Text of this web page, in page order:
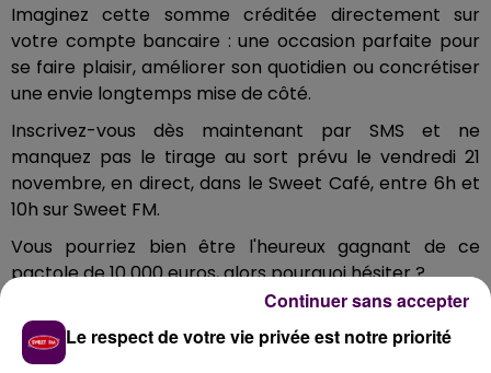
Imaginez cette somme créditée directement sur
votre compte bancaire : une occasion parfaite pour
se faire plaisir, améliorer son quotidien ou concrétiser
une envie longtemps mise de côté.
Inscrivez-vous dès maintenant par SMS et ne
manquez pas le tirage au sort prévu le vendredi 21
novembre, en direct, dans le Sweet Café, entre 6h et
10h sur Sweet FM.
Vous pourriez bien être l'heureux gagnant de ce
pactole de 10 000 euros, alors pourquoi hésiter ?
Rendez-vous sur Sweet FM, tentez votre chance et
vivez, peut-être, un moment magique !
Le respect de votre vie privée est notre priorité
Continuer sans accepter